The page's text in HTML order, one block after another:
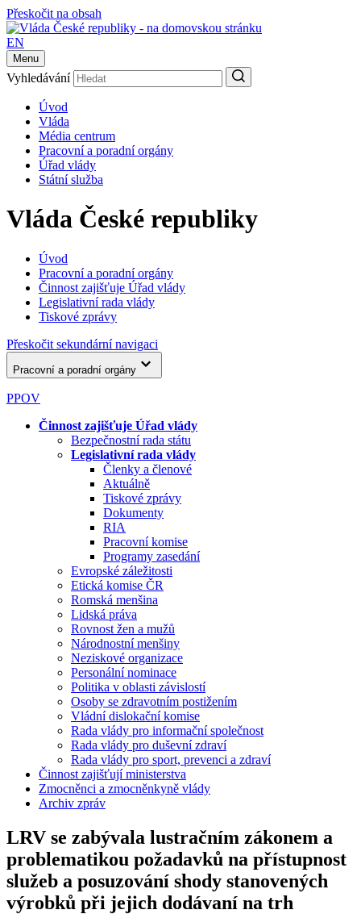
Přeskočit na obsah
EN
Menu
Vyhledávání
Úvod
Vláda
Média centrum
Pracovní a poradní orgány
Úřad vlády
Státní služba
Vláda České republiky
Úvod
Pracovní a poradní orgány
Činnost zajišťuje Úřad vlády
Legislativní rada vlády
Tiskové zprávy
Přeskočit sekundární navigaci
Pracovní a poradní orgány
PPOV
Činnost zajišťuje Úřad vlády
Bezpečnostní rada státu
Legislativní rada vlády
Členky a členové
Aktuálně
Tiskové zprávy
Dokumenty
RIA
Pracovní komise
Programy zasedání
Evropské záležitosti
Etická komise ČR
Romská menšina
Lidská práva
Rovnost žen a mužů
Národnostní menšiny
Neziskové organizace
Personální nominace
Politika v oblasti závislostí
Osoby se zdravotním postižením
Vládní dislokační komise
Rada vlády pro informační společnost
Rada vlády pro duševní zdraví
Rada vlády pro sport, prevenci a zdraví
Činnost zajišťují ministerstva
Zmocněnci a zmocněnkyně vlády
Archiv zpráv
LRV se zabývala lustračním zákonem a
problematikou požadavků na přístupnost
služeb a posuzování shody stanovených
výrobků při jejich dodávaní na trh